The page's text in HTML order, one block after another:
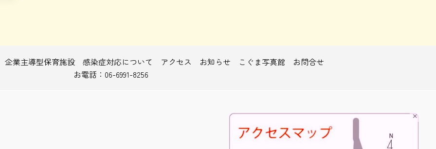
企業主導型保育施設 感染症対応について アクセス お知らせ こぐま写真館
お問合せ
お電話：06-6991-8256